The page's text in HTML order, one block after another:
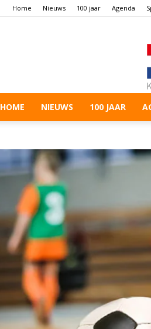
Home Nieuws 100 jaar Agenda
HOME NIEUWS 100 JAAR